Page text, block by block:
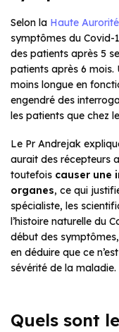
Selon la Haute
symptômes du Covid-
des patients après 5
patients après 6 mois.
moins longue en
engendré des
les patients que chez
Le Pr Andrejak
aurait des récepteurs
toutefois causer une
organes, ce qui
spécialiste, les
l’histoire naturelle du
début des
en déduire que ce
sévérité de la maladie.
Quels sont